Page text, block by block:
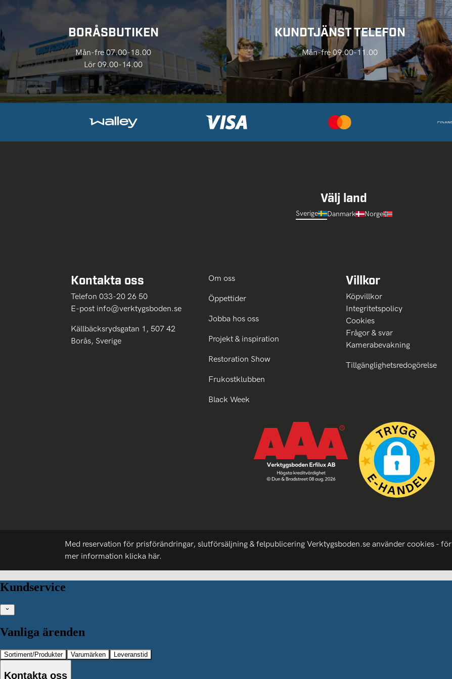
BORÅSBUTIKEN
Mån-fre 07.00-18.00
Lör 09.00-14.00
KUNDTJÄNST TELEFON
Mån-fre 09.00-11.00
Välj land
Sverige Danmark Norge
Kontakta oss
Telefon 033-20 26 50
E-post info@verktygsboden.se
Källbäcksrydsgatan 1, 507 42
Borås, Sverige
Om oss
Öppettider
Jobba hos oss
Projekt & inspiration
Restoration Show
Frukostklubben
Black Week
Villkor
Köpvillkor
Integritetspolicy
Cookies
Frågor & svar
Kamerabevakning
Tillgänglighetsredogörelse
Med reservation för prisförändringar, slutförsäljning & felpublicering Verktygsboden.se använder cookies - för
mer information klicka här.